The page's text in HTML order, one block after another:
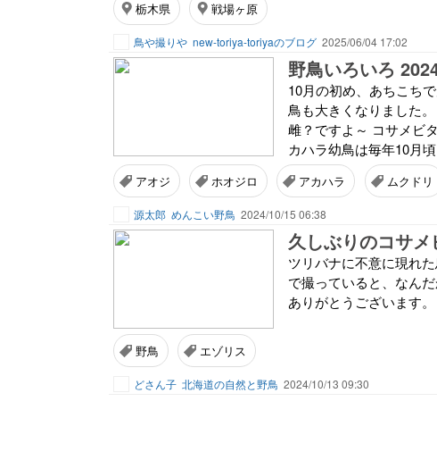
栃木県 戦場ヶ原
鳥や撮りや new-toriya-toriyaのブログ 2025/06/04 17:02
野鳥いろいろ
10月の初め、あちこち
鳥も大きくなりました
雌？ですよ～ コサメビ
カハラ幼鳥は毎年10月
アオジ ホオジロ アカハラ ムクドリ
源太郎 めんこい野鳥 2024/10/15 06:38
久しぶりのコサメ
ツリバナに不意に現れ
で撮っていると、なん
ありがとうございます。
野鳥 エゾリス
どさん子 北海道の自然と野鳥 2024/10/13 09:30